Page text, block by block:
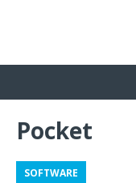
Pocket
SOFTWARE